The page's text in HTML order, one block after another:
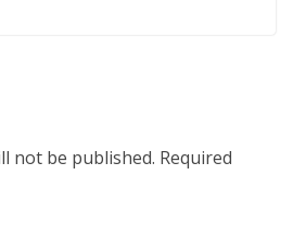
not be published. Required